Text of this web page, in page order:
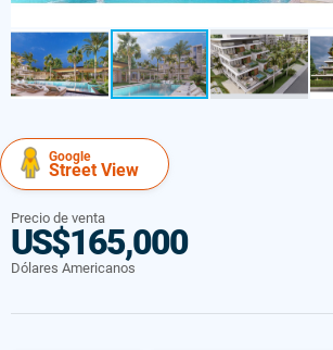
Google
Street View
Precio de venta
US$165,000
Dólares Americanos